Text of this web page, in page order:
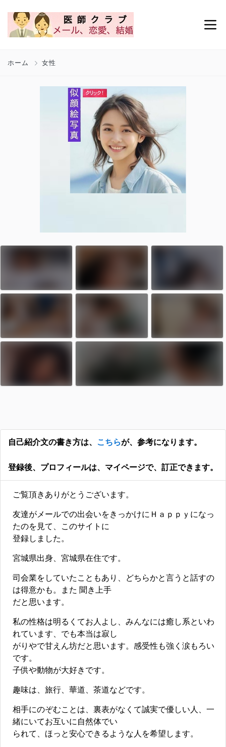
ホーム 女性
自己紹介文の書き方は、 こちらが、参考になります。
登録後、プロフィールは、マイページで、訂正できます。
ご覧頂きありがとうございます。
友達がメールでの出会いをきっかけにＨａｐｐｙになっ
たのを見て、このサイトに
登録しました。
宮城県出身、宮城県在住です。
司会業をしていたこともあり、どちらかと言うと話すの
は得意かも。また 聞き上手
だと思います。
私の性格は明るくてお人よし、みんなには癒し系といわ
れています、でも本当は寂し
がりやで甘えん坊だと思います。感受性も強く涙もろい
です。
子供や動物が大好きです。
趣味は、旅行、華道、茶道などです。
相手にのぞむことは、裏表がなくて誠実で優しい人、一
緒にいてお互いに自然体でい
られて、ほっと安心できるような人を希望します。